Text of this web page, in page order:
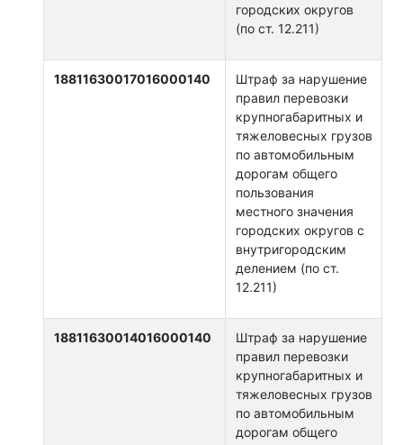
городских округов
(по ст. 12.211)
18811630017016000140
Штраф за нарушение
правил перевозки
крупногабаритных и
тяжеловесных грузов
по автомобильным
дорогам общего
пользования
местного значения
городских округов с
внутригородским
делением (по ст.
12.211)
18811630014016000140
Штраф за нарушение
правил перевозки
крупногабаритных и
тяжеловесных грузов
по автомобильным
дорогам общего